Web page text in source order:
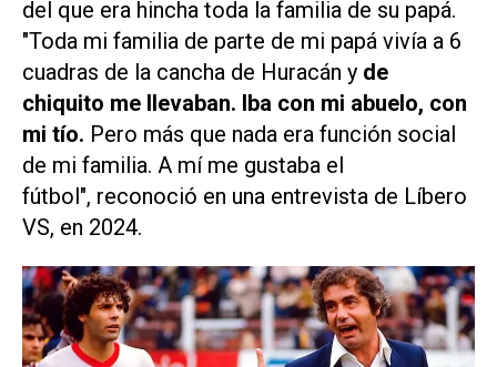
del que era hincha toda la familia de su papá.
"Toda mi familia de parte de mi papá vivía a 6
cuadras de la cancha de Huracán y de
chiquito me llevaban. Iba con mi abuelo, con
mi tío. Pero más que nada era función social
de mi familia. A mí me gustaba el
fútbol", reconoció en una entrevista de Líbero
VS, en 2024.